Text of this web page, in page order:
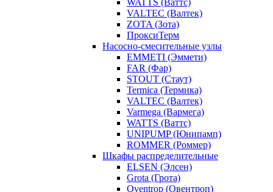
WATTS (Ваттс)
VALTEC (Валтек)
ZOTA (Зота)
ПроксиТерм
Насосно-смесительные узлы
EMMETI (Эммети)
FAR (Фар)
STOUT (Стаут)
Termica (Термика)
VALTEC (Валтек)
Varmega (Вармега)
WATTS (Ваттс)
UNIPUMP (Юнипамп)
ROMMER (Роммер)
Шкафы распределительные
ELSEN (Элсен)
Grota (Грота)
Oventrop (Овентроп)